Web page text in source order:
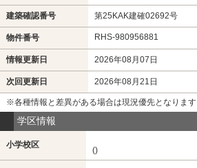
建築確認番号 第25KAK建確02692号
物件番号 RHS-980956881
情報更新日 2026年08月07日
次回更新日 2026年08月21日
※各種情報と差異がある場合は現況優先となります
学区情報
小学校区
()